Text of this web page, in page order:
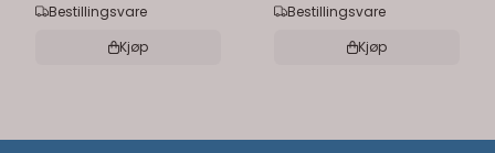
Bestillingsvare
Kjøp
Bestillingsvare
Kjøp